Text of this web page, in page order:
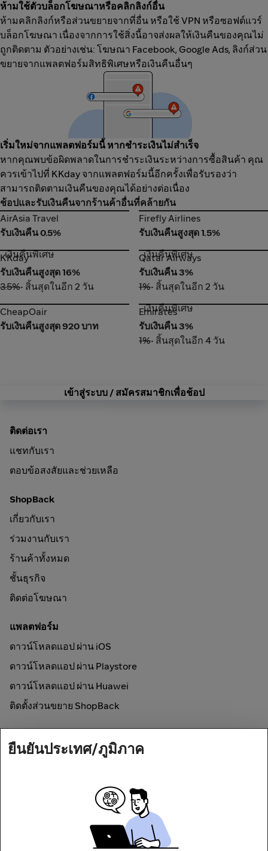
ห้ามใช้ตัวบล็อกโฆษณาหรือคลิกลิงก์อื่น
ห้ามคลิกลิงก์หรือส่วนขยายจากที่อื่น หรือใช้ VPN หรือซอฟต์แวร์
บล็อกโฆษณา เนื่องจากการใช้สิ่งนี้อาจส่งผลให้เงินคืนของคุณไม่
ถูกติดตาม ตัวอย่างเช่น: โฆษณา Facebook, Google Ads, ลิงก์ส่วน
ขยายจากแพลตฟอร์มสิทธิพิเศษหรือเงินคืนอื่นๆ
เริ่มใหม่จากแพลตฟอร์มนี้ หากชำระเงินไม่สำเร็จ
หากคุณพบข้อผิดพลาดในการชำระเงินระหว่างการซื้อสินค้า คุณ
ควรเข้าไปที่ KKday จากแพลตฟอร์มนี้อีกครั้งเพื่อรับรองว่า
สามารถติดตามเงินคืนของคุณได้อย่างต่อเนื่อง
ช้อปและรับเงินคืนจากร้านค้าอื่นที่คล้ายกัน
AirAsia Travel
AirAsia Travel
รับเงินคืน 0.5%
Firefly Airlines
Firefly Airlines
รับเงินคืนสูงสุด 1.5%
KKday
เงินคืนพิเศษ
KKday
รับเงินคืนสูงสุด 16%
3.5%• สิ้นสุดในอีก 2 วัน
Qatar Airways
เงินคืนพิเศษ
Qatar Airways
รับเงินคืน 3%
1%• สิ้นสุดในอีก 2 วัน
CheapOair
CheapOair
รับเงินคืนสูงสุด 920 บาท
Emirates
เงินคืนพิเศษ
Emirates
รับเงินคืน 3%
1%• สิ้นสุดในอีก 4 วัน
เข้าสู่ระบบ / สมัครสมาชิกเพื่อช้อป
ติดต่อเรา
แชทกับเรา
ตอบข้อสงสัยและช่วยเหลือ
ShopBack
เกี่ยวกับเรา
ร่วมงานกับเรา
ร้านค้าทั้งหมด
ชั้นธุรกิจ
ติดต่อโฆษณา
แพลตฟอร์ม
ดาวน์โหลดแอป ผ่าน iOS
ดาวน์โหลดแอป ผ่าน Playstore
ดาวน์โหลดแอป ผ่าน Huawei
ติดตั้งส่วนขยาย ShopBack
ช้อปออนไลน์และรับเงินคืน
ยืนยันประเทศ/ภูมิภาค